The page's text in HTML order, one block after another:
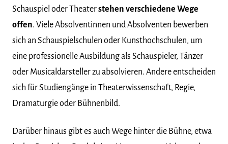
Schauspiel oder Theaterstehen verschiedene Wege
offen. Viele Absolventinnen und Absolventen bewerben
sich an Schauspielschulen oder Kunsthochschulen, um
eine professionelle Ausbildung als Schauspieler, Tänzer
oder Musicaldarsteller zu absolvieren. Andere entscheiden
sich für Studiengänge in Theaterwissenschaft, Regie,
Dramaturgie oder Bühnenbild.
Darüber hinaus gibt es auch Wege hinter die Bühne, etwa